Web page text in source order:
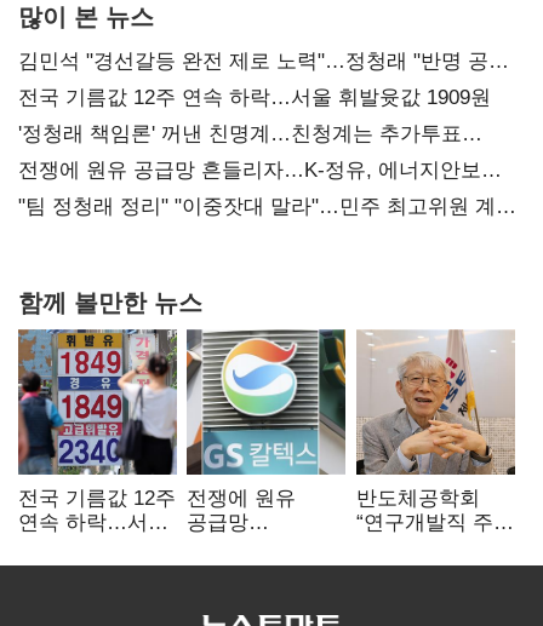
많이 본 뉴스
김민석 "경선갈등 완전 제로 노력"…정청래 "반명 공세
사과부터"
전국 기름값 12주 연속 하락…서울 휘발윳값 1909원
'정청래 책임론' 꺼낸 친명계…친청계는 추가투표
때리기
전쟁에 원유 공급망 흔들리자…K-정유, 에너지안보
핵심으로 재부상
"팀 정청래 정리" "이중잣대 말라"…민주 최고위원 계파
함께 볼만한 뉴스
전국 기름값 12주
연속 하락…서울
전쟁에 원유
공급망
정유, 에너지안보
반도체공학회
“연구개발직 주
개선해야”